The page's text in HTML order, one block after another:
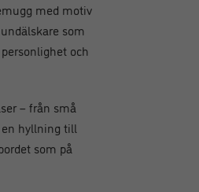
med motiv
som
och
– från små
hyllning till
som på